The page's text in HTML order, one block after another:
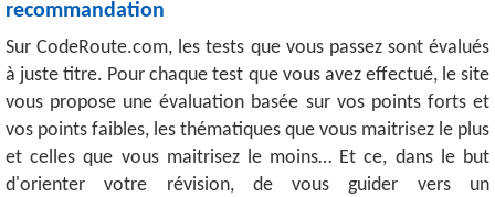
recommandation
Sur CodeRoute.com, les tests que vous passez sont évalués
à juste titre. Pour chaque test que vous avez effectué, le site
vous propose une évaluation basée sur vos points forts et
vos points faibles, les thématiques que vous maitrisez le plus
et celles que vous maitrisez le moins… Et ce, dans le but
d'orienter votre révision, de vous guider vers un